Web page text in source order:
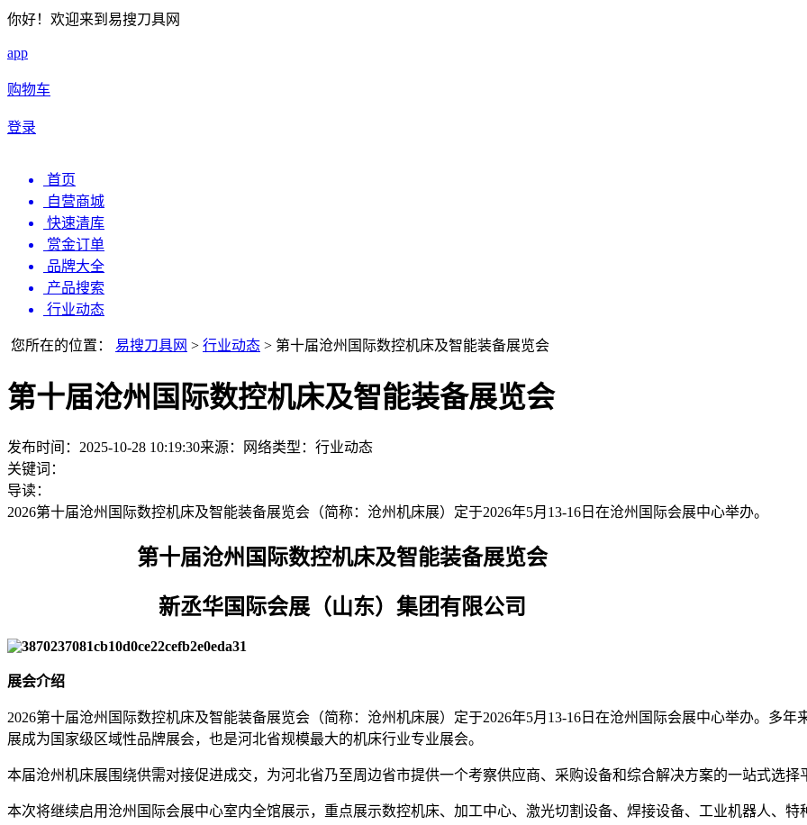
你好！欢迎来到易搜刀具网
app
购物车
登录
首页
自营商城
快速清库
赏金订单
品牌大全
产品搜索
行业动态
您所在的位置： 易搜刀具网 > 行业动态 > 第十届沧州国际数控机床及智能装备展览会
第十届沧州国际数控机床及智能装备展览会
发布时间：2025-10-28 10:19:30来源：网络类型： 行业动态
关键词：
导读：
2026第十届沧州国际数控机床及智能装备展览会（简称：沧州机床展）定于2026年5月13-16日在沧州国际会展中心举办。
第十届沧州国际数控机床及智能装备展览会
新丞华国际会展（山东）集团有限公司
展会介绍
2026第十届沧州国际数控机床及智能装备展览会（简称：沧州机床展）定于2026年5月13-16日在沧州国际会展中心举办。多
展成为国家级区域性品牌展会，也是河北省规模最大的机床行业专业展会。
本届沧州机床展围绕供需对接促进成交，为河北省乃至周边省市提供一个考察供应商、采购设备和综合解决方案的一站式选
本次将继续启用沧州国际会展中心室内全馆展示，重点展示数控机床、加工中心、激光切割设备、焊接设备、工业机器人、